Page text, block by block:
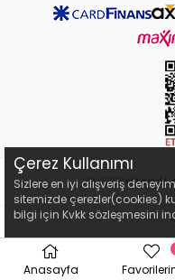
© 2023
Çerez Kullanımı
Sizlere en iyi alışveriş
sitemizde çerezler(cookies)
bilgi için Kvkk sözleşmesini
Anasayfa